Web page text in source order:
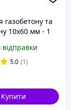
газобетону та
10х60 мм - 1
відправки
5.0 (1)
Купити